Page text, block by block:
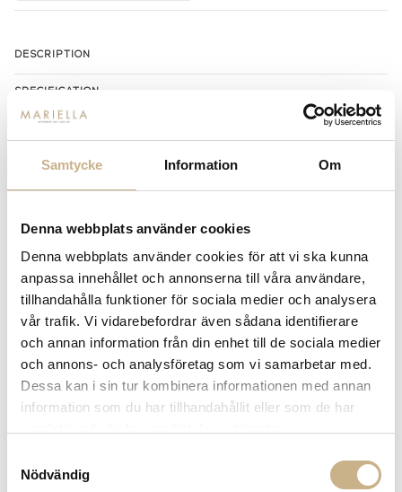
Samtycke Information Om
Denna webbplats använder cookies
Denna webbplats använder cookies för att vi ska kunna
anpassa innehållet och annonserna till våra användare,
tillhandahålla funktioner för sociala medier och analysera
vår trafik. Vi vidarebefordrar även sådana identifierare
och annan information från din enhet till de sociala medier
och annons- och analysföretag som vi samarbetar med.
Dessa kan i sin tur kombinera informationen med annan
information som du har tillhandahållit eller som de har
Nödvändig
DESCRIPTION
SPECIFICATION
Sidobord - Monkey Side Table Sidobord - Monkey Side Table
MER FRÅN BD BARCELONA